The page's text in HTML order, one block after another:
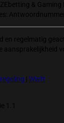
&
regelmatig
Wwft
1.1